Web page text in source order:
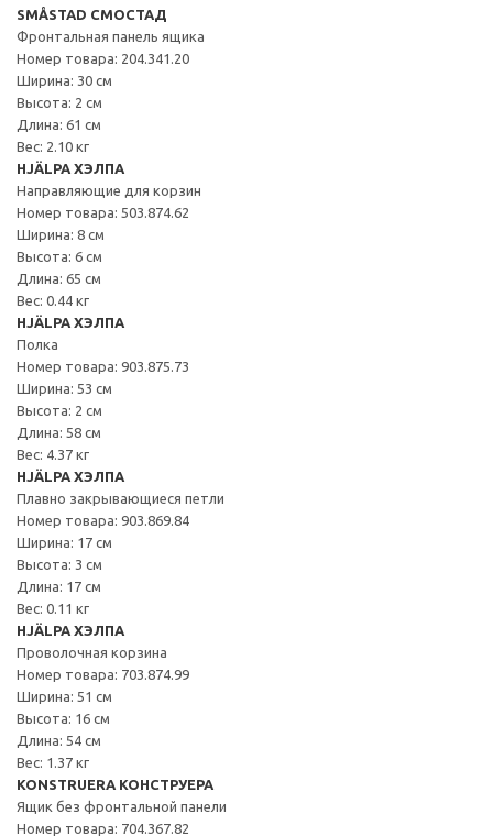
SMÅSTAD СМОСТАД
Фронтальная панель ящика
Номер товара: 204.341.20
Ширина: 30 см
Высота: 2 см
Длина: 61 см
Вес: 2.10 кг
HJÄLPA ХЭЛПА
Направляющие для корзин
Номер товара: 503.874.62
Ширина: 8 см
Высота: 6 см
Длина: 65 см
Вес: 0.44 кг
HJÄLPA ХЭЛПА
Полка
Номер товара: 903.875.73
Ширина: 53 см
Высота: 2 см
Длина: 58 см
Вес: 4.37 кг
HJÄLPA ХЭЛПА
Плавно закрывающиеся петли
Номер товара: 903.869.84
Ширина: 17 см
Высота: 3 см
Длина: 17 см
Вес: 0.11 кг
HJÄLPA ХЭЛПА
Проволочная корзина
Номер товара: 703.874.99
Ширина: 51 см
Высота: 16 см
Длина: 54 см
Вес: 1.37 кг
KONSTRUERA КОНСТРУЕРА
Ящик без фронтальной панели
Номер товара: 704.367.82